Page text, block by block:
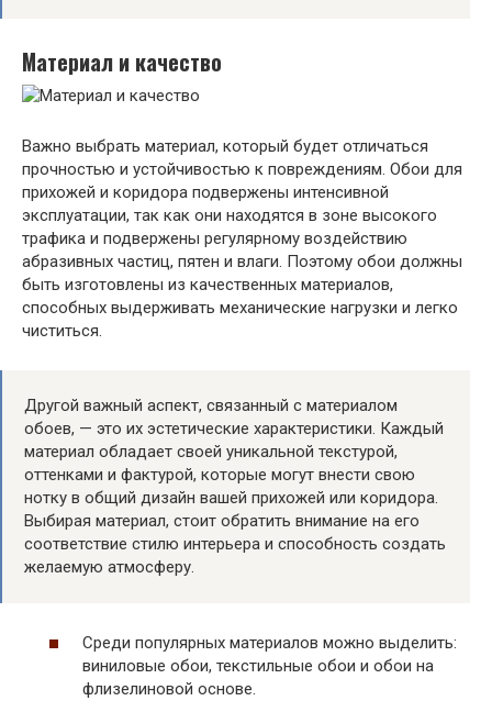
Материал и качество
Важно выбрать материал, который будет отличаться
прочностью и устойчивостью к повреждениям. Обои для
прихожей и коридора подвержены интенсивной
эксплуатации, так как они находятся в зоне высокого
трафика и подвержены регулярному воздействию
абразивных частиц, пятен и влаги. Поэтому обои должны
быть изготовлены из качественных материалов,
способных выдерживать механические нагрузки и легко
чиститься.
Другой важный аспект, связанный с материалом
обоев, — это их эстетические характеристики. Каждый
материал обладает своей уникальной текстурой,
оттенками и фактурой, которые могут внести свою
нотку в общий дизайн вашей прихожей или коридора.
Выбирая материал, стоит обратить внимание на его
соответствие стилю интерьера и способность создать
желаемую атмосферу.
Среди популярных материалов можно выделить:
виниловые обои, текстильные обои и обои на
флизелиновой основе.